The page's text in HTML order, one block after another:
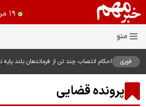
۱۹ مرداد ۱۴۰۵
فوری
احکام انتصاب چند تن از فرماندهان بلند
پرونده قضایی